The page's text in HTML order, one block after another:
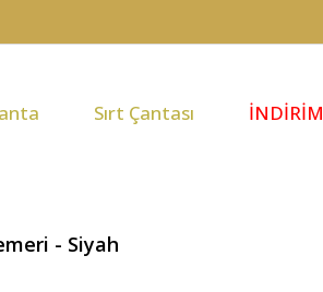
Sırt Çantası İNDİRİM
- Siyah